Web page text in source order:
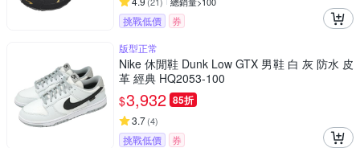
挑戰低價
券
版型正常
Nike 休閒鞋 Dunk Low GTX 男鞋 白 灰 防水 皮
革 經典 HQ2053-100
$3,932 85折
3.7(4)
挑戰低價 券